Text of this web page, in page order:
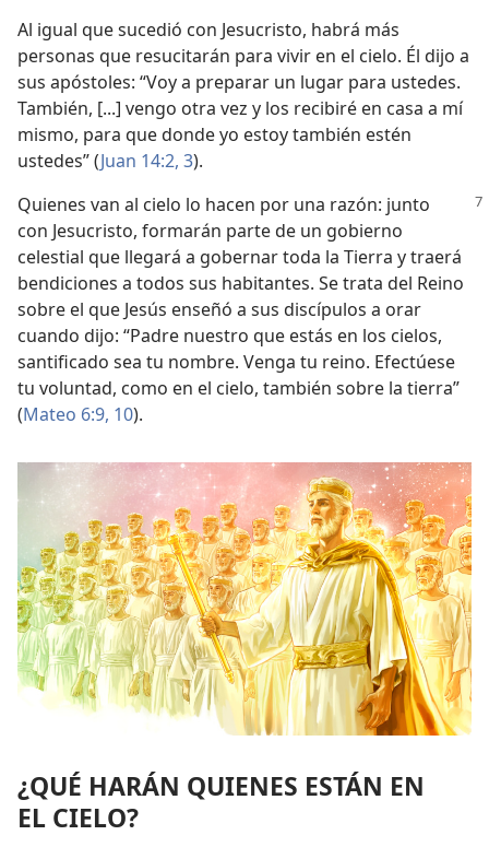
Al igual que sucedió con Jesucristo, habrá más
personas que resucitarán para vivir en el cielo. Él dijo a
sus apóstoles: “Voy a preparar un lugar para ustedes.
También, [...] vengo otra vez y los recibiré en casa a mí
mismo, para que donde yo estoy también estén
ustedes” (Juan 14:2, 3).
Quienes van al cielo lo hacen por una razón: junto
con Jesucristo, formarán parte de un gobierno
celestial que llegará a gobernar toda la Tierra y traerá
bendiciones a todos sus habitantes. Se trata del Reino
sobre el que Jesús enseñó a sus discípulos a orar
cuando dijo: “Padre nuestro que estás en los cielos,
santificado sea tu nombre. Venga tu reino. Efectúese
tu voluntad, como en el cielo, también sobre la tierra”
(Mateo 6:9, 10).
¿QUÉ HARÁN QUIENES ESTÁN EN
EL CIELO?